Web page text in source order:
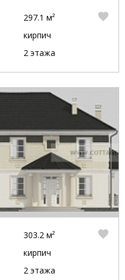
297.1 м²
кирпич
2 этажа
303.2 м²
кирпич
2 этажа